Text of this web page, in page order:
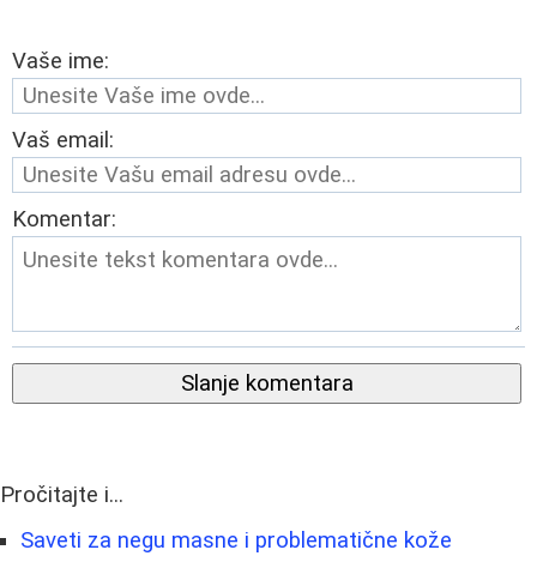
Vaše ime:
Vaš email:
Komentar:
Slanje komentara
Pročitajte i...
Saveti za negu masne i problematične kože